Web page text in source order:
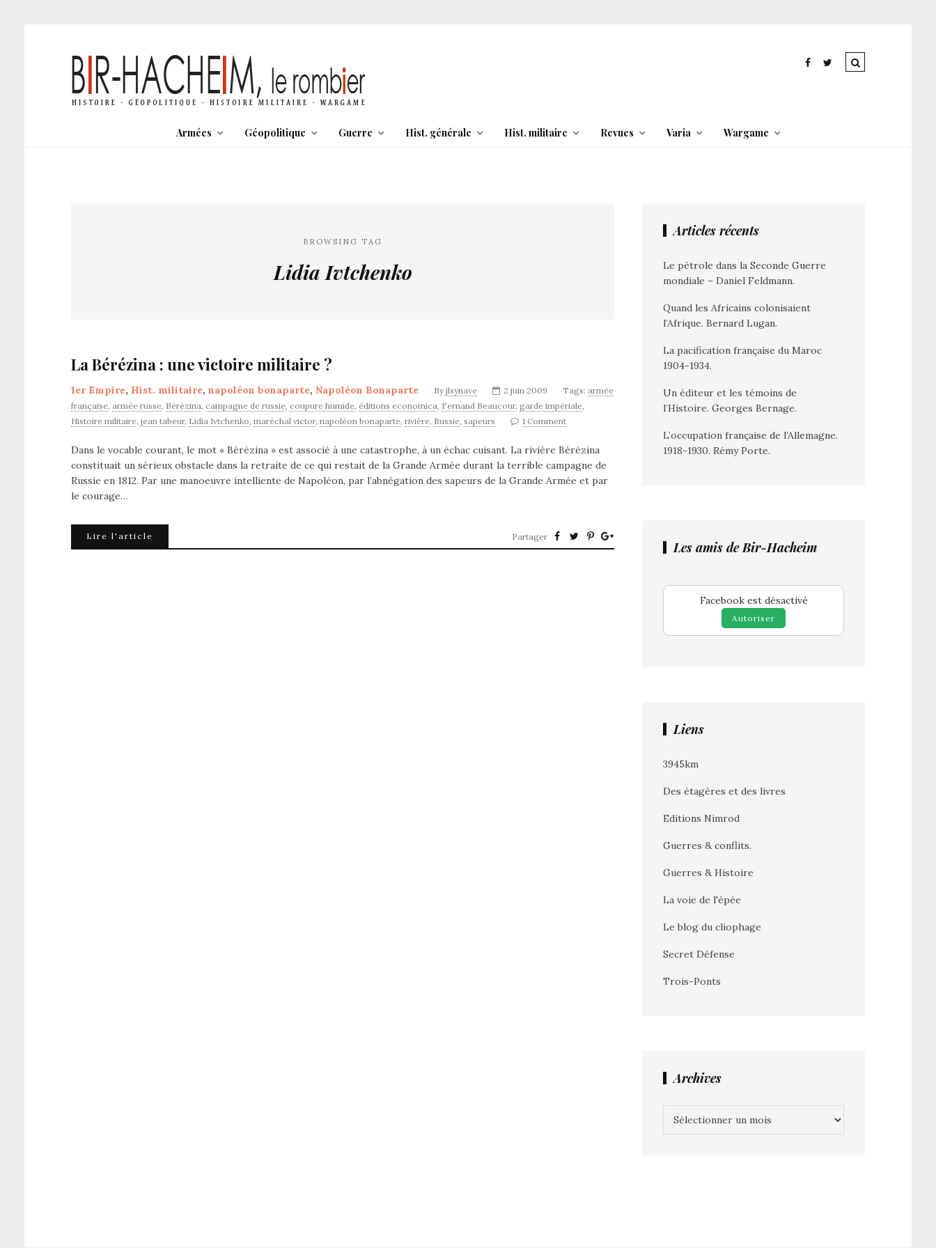
Armées Géopolitique Guerre Hist. générale Hist. militaire Revues Varia Wargame
BROWSING TAG
Lidia Ivtchenko
La Bérézina : une victoire militaire ?
1er Empire, Hist. militaire, napoléon bonaparte, Napoléon Bonaparte By jlsynave 2 juin 2009 Tags: armée
française, armée russe, Bérézina, campagne de russie, coupure humide, éditions economica, Fernand Beaucour, garde impériale,
Histoire militaire, jean tabeur, Lidia Ivtchenko, maréchal victor, napoléon bonaparte, rivière, Russie, sapeurs 1 Comment
Dans le vocable courant, le mot « Bérézina » est associé à une catastrophe, à un échac cuisant. La rivière Bérézina
constituait un sérieux obstacle dans la retraite de ce qui restait de la Grande Armée durant la terrible campagne de
Russie en 1812. Par une manoeuvre intelliente de Napoléon, par l’abnégation des sapeurs de la Grande Armée et par
le courage…
Lire l'article Partager
Articles récents
Le pétrole dans la Seconde Guerre
mondiale – Daniel Feldmann.
Quand les Africains colonisaient
l’Afrique. Bernard Lugan.
La pacification française du Maroc
1904-1934.
Un éditeur et les témoins de
l’Histoire. Georges Bernage.
L’occupation française de l’Allemagne.
1918-1930. Rémy Porte.
Les amis de Bir-Hacheim
Facebook est désactivé
Autoriser
Liens
3945km
Des étagères et des livres
Editions Nimrod
Guerres & conflits.
Guerres & Histoire
La voie de l'épée
Le blog du cliophage
Secret Défense
Trois-Ponts
Archives